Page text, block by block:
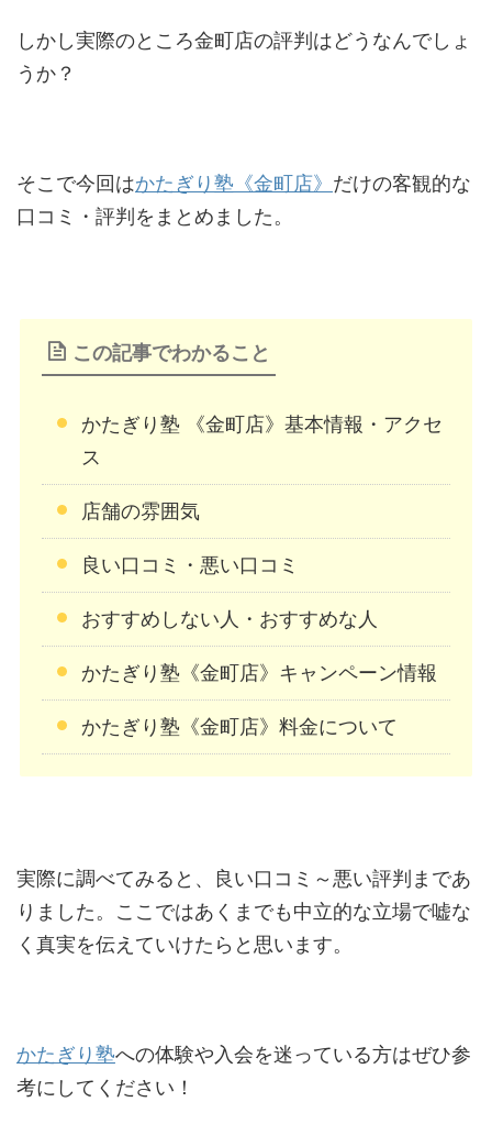
しかし実際のところ金町店の評判はどうなんでしょ
うか？
そこで今回はかたぎり塾《金町店》 だけの客観的な
口コミ・評判をまとめました。
この記事でわかること
かたぎり塾 《金町店》基本情報・アクセ
ス
店舗の雰囲気
良い口コミ・悪い口コミ
おすすめしない人・おすすめな人
かたぎり塾《金町店》キャンペーン情報
かたぎり塾《金町店》料金について
実際に調べてみると、良い口コミ～悪い評判まであ
りました。ここではあくまでも中立的な立場で嘘な
く真実を伝えていけたらと思います。
かたぎり塾への体験や入会を迷っている方はぜひ参
考にしてください！